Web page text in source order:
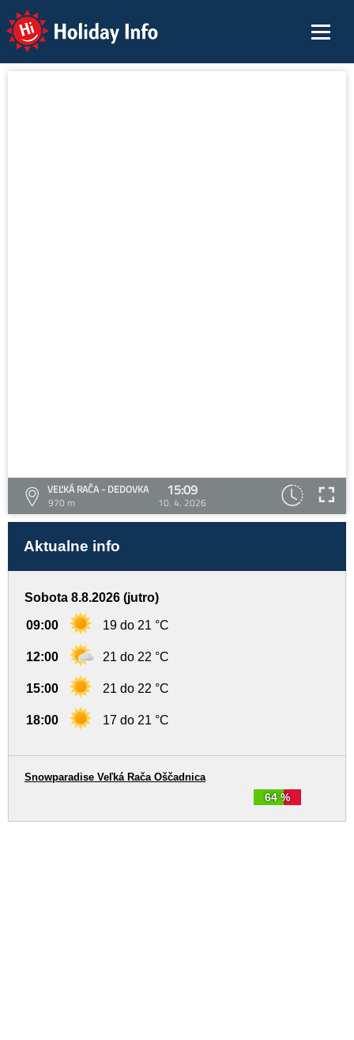
Holiday Info
VEĽKÁ RAČA - DEDOVKA
970 m
15:09
10. 4. 2026
Aktualne info
Sobota 8.8.2026 (jutro)
09:00 19 do 21 °C
12:00 21 do 22 °C
15:00 21 do 22 °C
18:00 17 do 21 °C
64 %
Snowparadise Veľká Rača Oščadnica